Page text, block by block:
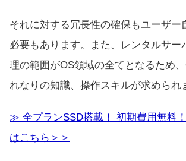
それに対する冗長性の確保もユーザー
必要もあります。また、レンタルサー
理の範囲がOS領域の全てとなるため
れなりの知識、操作スキルが求められ
≫ 全プランSSD搭載！ 初期費用無料
はこちら＞＞